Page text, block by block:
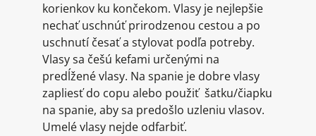
korienkov ku končekom. Vlasy je nejlepšie
nechať uschnúť prirodzenou cestou a po
uschnutí česať a stylovat podľa potreby.
Vlasy sa češú kefami určenými na
predĺžené vlasy. Na spanie je dobre vlasy
zapliesť do copu alebo použiť šatku/čiapku
na spanie, aby sa predošlo uzleniu vlasov.
Umelé vlasy nejde odfarbiť.